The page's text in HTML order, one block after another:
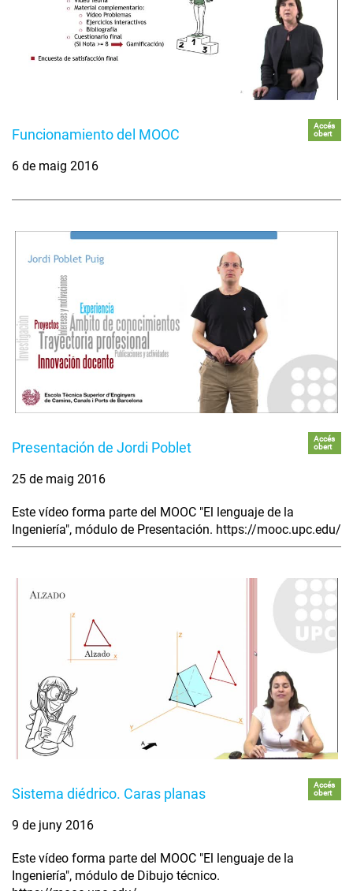
Funcionamiento del MOOC
Accés
obert
6 de maig 2016
Presentación de Jordi Poblet
Accés
obert
25 de maig 2016
Este vídeo forma parte del MOOC "El lenguaje de la
Ingeniería", módulo de Presentación. https://mooc.upc.edu/
Sistema diédrico. Caras planas
Accés
obert
9 de juny 2016
Este vídeo forma parte del MOOC "El lenguaje de la
Ingeniería", módulo de Dibujo técnico.